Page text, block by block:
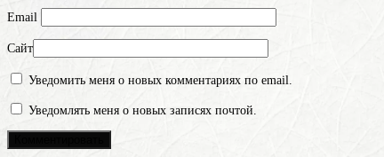
Email
Сайт
Уведомить меня о новых комментариях по email.
Уведомлять меня о новых записях почтой.